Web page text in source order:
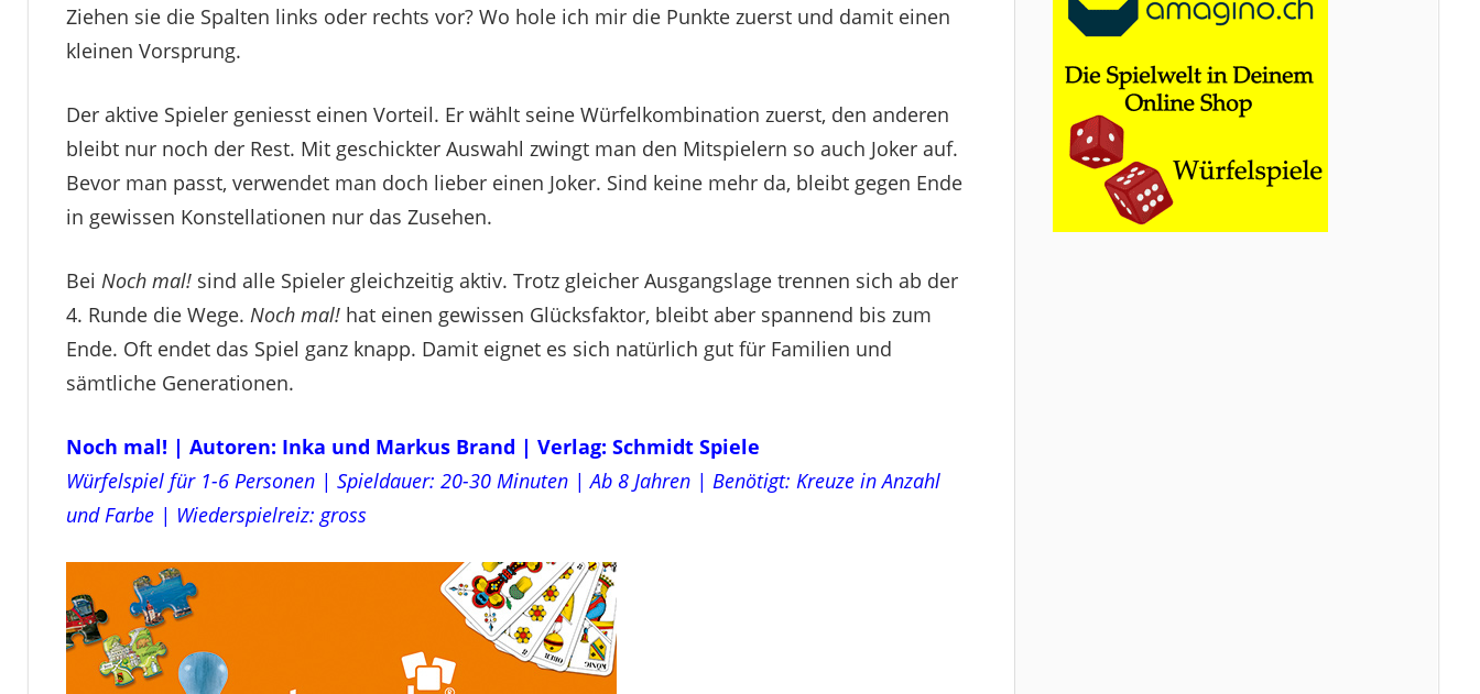
Ziehen sie die Spalten links oder rechts vor? Wo hole ich mir die Punkte zuerst und damit einen
kleinen Vorsprung.
Der aktive Spieler geniesst einen Vorteil. Er wählt seine Würfelkombination zuerst, den anderen
bleibt nur noch der Rest. Mit geschickter Auswahl zwingt man den Mitspielern so auch Joker auf.
Bevor man passt, verwendet man doch lieber einen Joker. Sind keine mehr da, bleibt gegen Ende
in gewissen Konstellationen nur das Zusehen.
Bei Noch mal!sind alle Spieler gleichzeitig aktiv. Trotz gleicher Ausgangslage trennen sich ab der
4. Runde die Wege. Noch mal!hat einen gewissen Glücksfaktor, bleibt aber spannend bis zum
Ende. Oft endet das Spiel ganz knapp. Damit eignet es sich natürlich gut für Familien und
sämtliche Generationen.
Noch mal! | Autoren: Inka und Markus Brand | Verlag: Schmidt Spiele
Würfelspiel für 1-6 Personen | Spieldauer: 20-30 Minuten | Ab 8 Jahren | Benötigt: Kreuze in Anzahl
und Farbe | Wiederspielreiz: gross